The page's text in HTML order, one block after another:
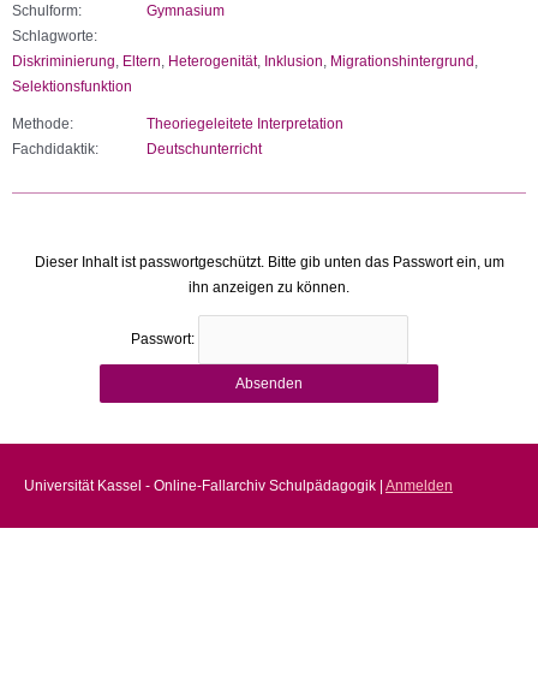
Schulform:
Gymnasium
Schlagworte:
Diskriminierung Eltern Heterogenität, Inklusion Migrationshintergrund
Selektionsfunktion
Methode:
Theoriegeleitete Interpretation
Fachdidaktik:
Deutschunterricht
Dieser Inhalt ist passwortgeschützt. Bitte gib unten das Passwort ein, um
ihn anzeigen zu können.
Passwort:
Universität Kassel - Online-Fallarchiv Schulpädagogik | Anmelden